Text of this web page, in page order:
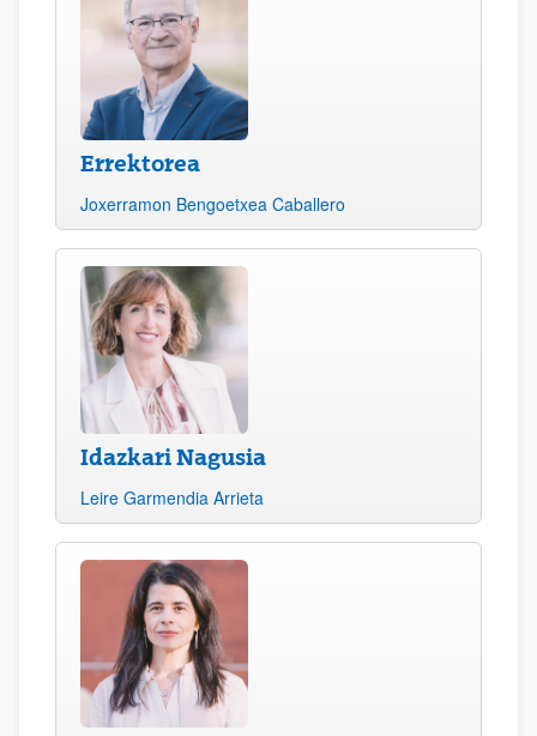
Errektorea
Joxerramon Bengoetxea Caballero
Idazkari Nagusia
Leire Garmendia Arrieta